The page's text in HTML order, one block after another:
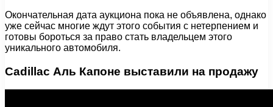
Окончательная дата аукциона пока не объявлена, однако
уже сейчас многие ждут этого события с нетерпением и
готовы бороться за право стать владельцем этого
уникального автомобиля.
Cadillac Аль Капоне выставили на продажу